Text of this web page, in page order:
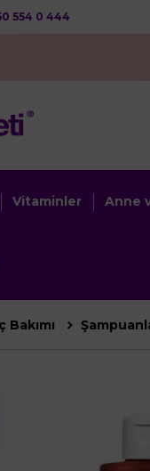
554 0 444
Vitaminler Anne
Bakımı